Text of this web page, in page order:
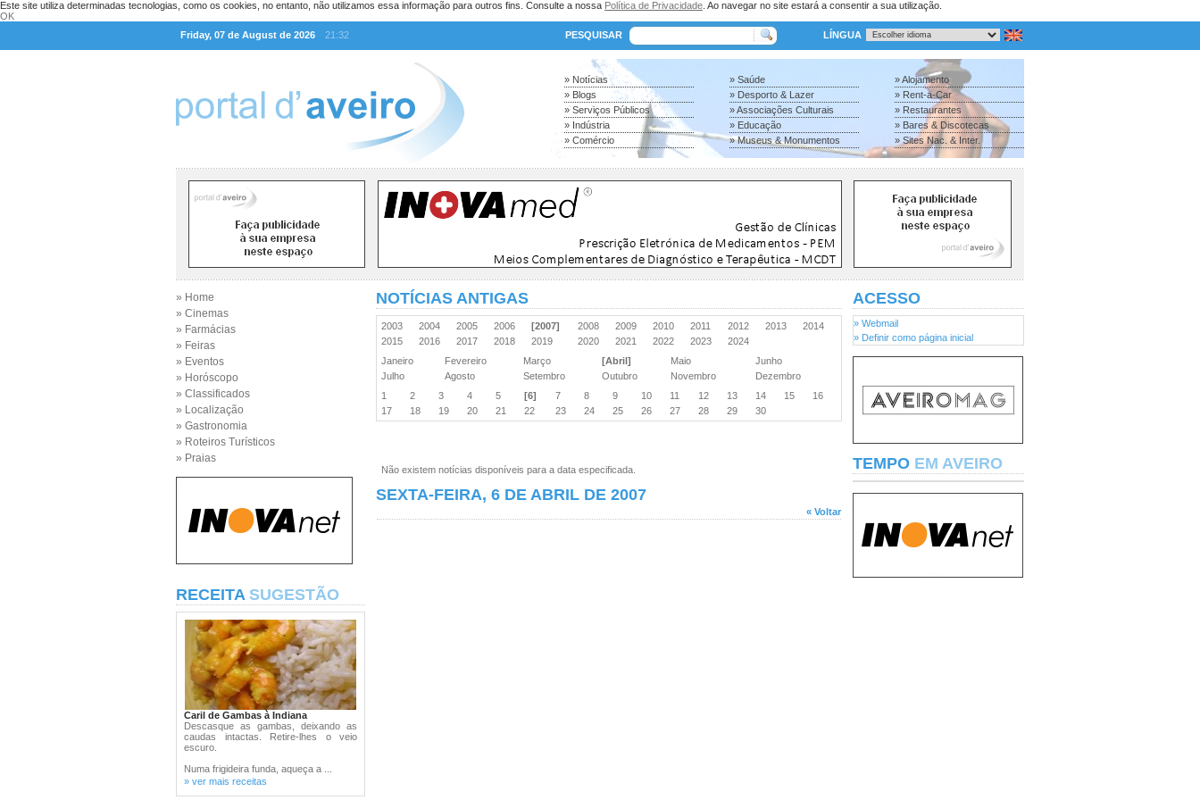
Este site utiliza determinadas tecnologias, como os cookies, no entanto, não utilizamos essa informação para outros fins. Consulte a nossa Política de Privacidade . Ao navegar no site estará a consentir a sua utilização.
OK
Friday, 07 de August de 2026
21:32 PESQUISAR LÍNGUA
» Notícias
» Blogs
» Serviços Públicos
» Indústria
» Comércio
» Saúde
» Desporto & Lazer
» Associações Culturais
» Educação
» Museus & Monumentos
» Alojamento
» Rent-a-Car
» Restaurantes
» Bares & Discotecas
» Sites Nac. & Inter.
» Home
» Cinemas
» Farmácias
» Feiras
» Eventos
» Horóscopo
» Classificados
» Localização
» Gastronomia
» Roteiros Turísticos
» Praias
RECEITA SUGESTÃO
Caril de Gambas à Indiana
Descasque as gambas, deixando as
caudas intactas. Retire-lhes o veio
escuro.
Numa frigideira funda, aqueça a ...
» ver mais receitas
NOTÍCIAS ANTIGAS
2003 2004 2005 2006 [2007] 2008 2009 2010 2011 2012 2013
2014
2015
2016 2017 2018 2019 2020 2021 2022 2023
2024
Janeiro
Fevereiro Março [Abril] Maio
Junho
Julho
Agosto Setembro Outubro Novembro
Dezembro
1
2 3 4 5 [6] 7 8 9 10 11 12 13 14 15
16
17
18 19 20 21 22 23 24 25 26 27 28 29 30
Não existem notícias disponíveis para a data especificada.
SEXTA-FEIRA, 6 DE ABRIL DE 2007
« Voltar
ACESSO
» Webmail
» Definir como página inicial
TEMPO EM AVEIRO